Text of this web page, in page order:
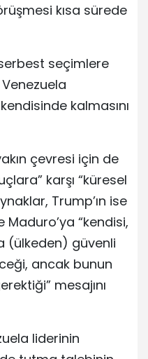
kısa sürede
seçimlere
Venezuela
kalmasını
çevresi için de
karşı “küresel
Trump’ın ise
“kendisi,
(ülkeden) güvenli
ancak bunun
mesajını
liderinin